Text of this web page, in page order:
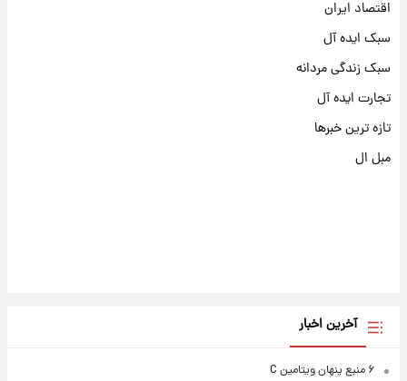
اقتصاد ایران
سبک ایده آل
سبک زندگی مردانه
تجارت ایده آل
تازه ترین خبرها
مبل ال
آخرین اخبار
۶ منبع پنهان ویتامین C